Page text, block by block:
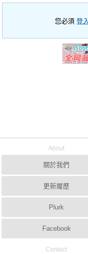
您必須登入
About
關於我們
更新履歷
Plurk
Facebook
Contact